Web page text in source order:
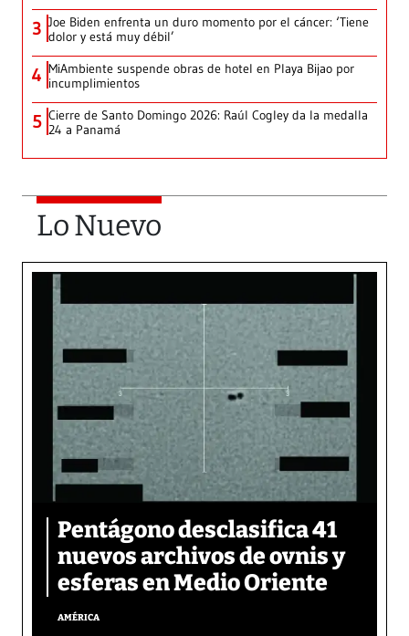
3 Joe Biden enfrenta un duro momento por el cáncer: ‘Tiene
dolor y está muy débil’
4 MiAmbiente suspende obras de hotel en Playa Bijao por
incumplimientos
5 Cierre de Santo Domingo 2026: Raúl Cogley da la medalla
24 a Panamá
Lo Nuevo
Pentágono desclasifica 41
nuevos archivos de ovnis y
esferas en Medio Oriente
AMÉRICA